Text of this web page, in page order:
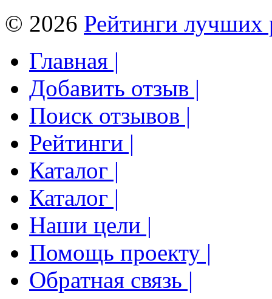
© 2026 Рейтинги лучших
Главная |
Добавить отзыв |
Поиск отзывов |
Рейтинги |
Каталог |
Каталог |
Наши цели |
Помощь проекту |
Обратная связь |